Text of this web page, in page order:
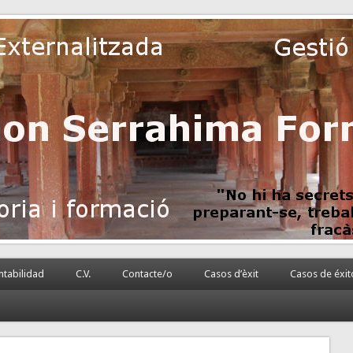
PyME
C.V. Contacte/o Casos d’èxit Casos de